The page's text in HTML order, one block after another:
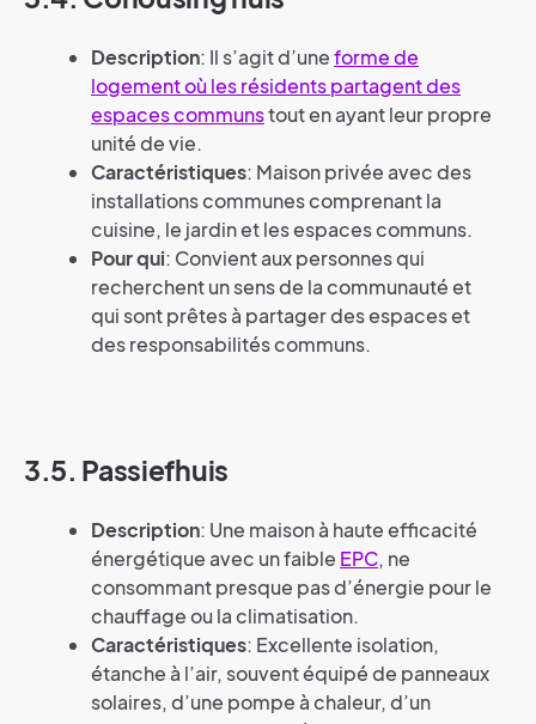
Description: Il s’agit d’uneforme de
logement où les résidents partagent des
espaces communstout en ayant leur propre
unité de vie.
Caractéristiques: Maison privée avec des
installations communes comprenant la
cuisine, le jardin et les espaces communs.
Pour qui: Convient aux personnes qui
recherchent un sens de la communauté et
qui sont prêtes à partager des espaces et
des responsabilités communs.
3.5. Passiefhuis
Description: Une maison à haute efficacité
énergétique avec un faible EPC, ne
consommant presque pas d’énergie pour le
chauffage ou la climatisation.
Caractéristiques: Excellente isolation,
étanche à l’air, souvent équipé de panneaux
solaires, d’une pompe à chaleur, d’un